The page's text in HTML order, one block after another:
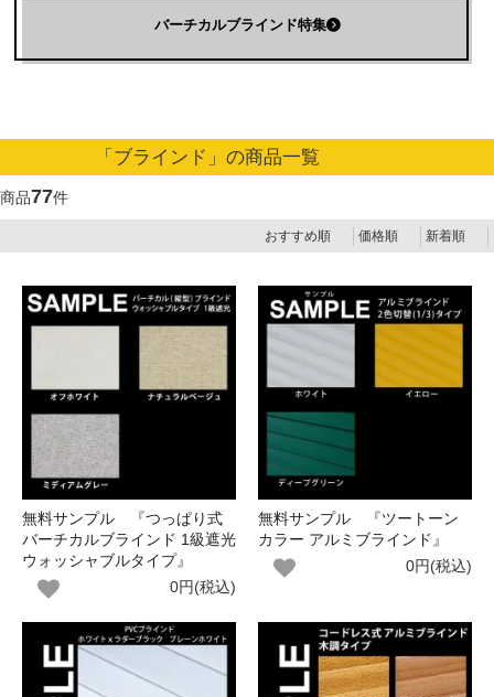
バーチカルブラインド特集
「ブラインド」の商品一覧
商品77件
おすすめ順 価格順 新着順
無料サンプル 『つっぱり式
バーチカルブラインド 1級遮光
ウォッシャブルタイプ』
0円(税込)
無料サンプル 『ツートーン
カラー アルミブラインド』
0円(税込)